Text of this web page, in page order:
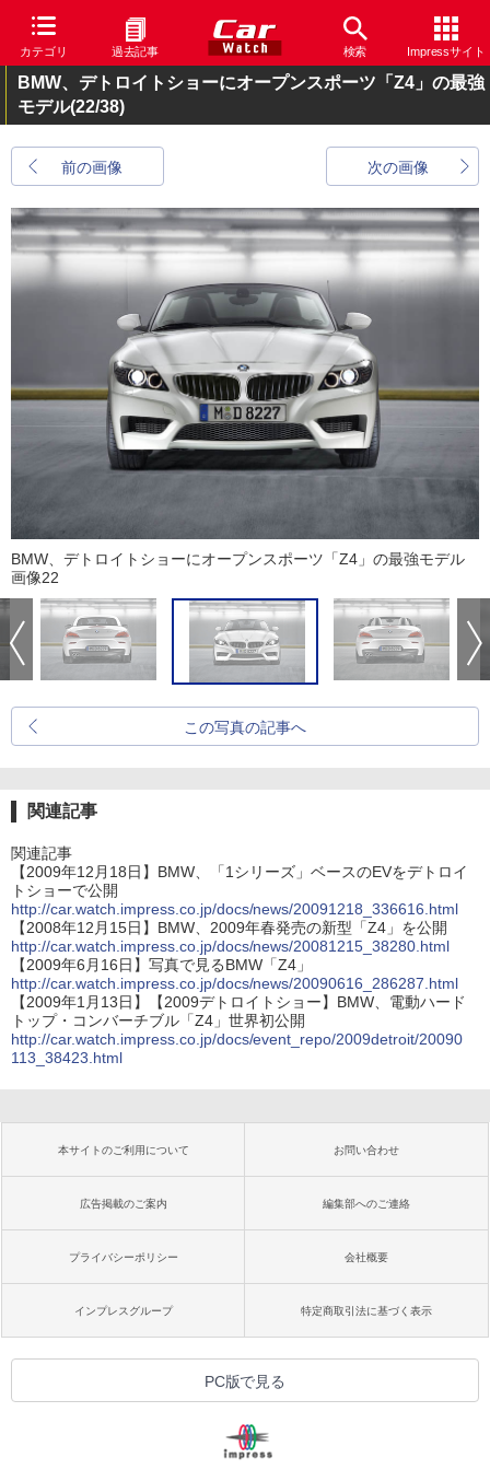
カテゴリ 過去記事 検索 Impressサイト
BMW、デトロイトショーにオープンスポーツ「Z4」の最強
モデル(22/38)
前の画像 次の画像
BMW、デトロイトショーにオープンスポーツ「Z4」の最強モデル
画像22
この写真の記事へ
関連記事
関連記事
【2009年12月18日】BMW、「1シリーズ」ベースのEVをデトロイ
トショーで公開
http://car.watch.impress.co.jp/docs/news/20091218_336616.html
【2008年12月15日】BMW、2009年春発売の新型「Z4」を公開
http://car.watch.impress.co.jp/docs/news/20081215_38280.html
【2009年6月16日】写真で見るBMW「Z4」
http://car.watch.impress.co.jp/docs/news/20090616_286287.html
【2009年1月13日】【2009デトロイトショー】BMW、電動ハード
トップ・コンバーチブル「Z4」世界初公開
http://car.watch.impress.co.jp/docs/event_repo/2009detroit/20090
113_38423.html
本サイトのご利用について お問い合わせ
広告掲載のご案内 編集部へのご連絡
プライバシーポリシー 会社概要
インプレスグループ 特定商取引法に基づく表示
PC版で見る